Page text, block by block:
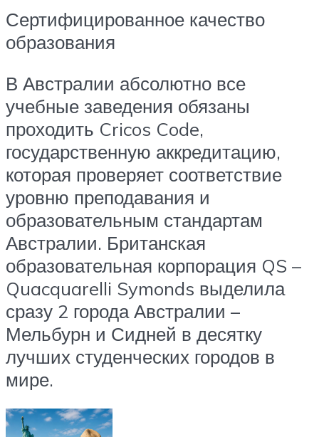
Сертифицированное качество
образования
В Австралии абсолютно все
учебные заведения обязаны
проходить Cricos Code,
государственную аккредитацию,
которая проверяет соответствие
уровню преподавания и
образовательным стандартам
Австралии. Британская
образовательная корпорация QS –
Quacquarelli Symonds выделила
сразу 2 города Австралии –
Мельбурн и Сидней в десятку
лучших студенческих городов в
мире.